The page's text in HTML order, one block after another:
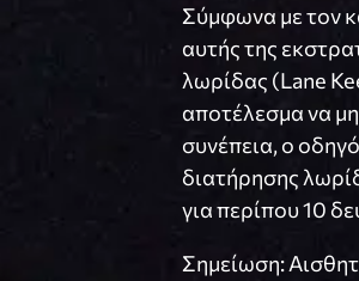
Σύμφωνα με τον
αυτής της
λωρίδας (Lane
αποτέλεσμα να
συνέπεια, ο
διατήρησης
για περίπου 10
Σημείωση: